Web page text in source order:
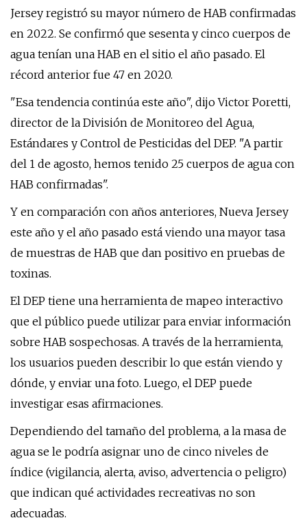
Jersey registró su mayor número de HAB confirmadas
en 2022. Se confirmó que sesenta y cinco cuerpos de
agua tenían una HAB en el sitio el año pasado. El
récord anterior fue 47 en 2020.
"Esa tendencia continúa este año", dijo Victor Poretti,
director de la División de Monitoreo del Agua,
Estándares y Control de Pesticidas del DEP. "A partir
del 1 de agosto, hemos tenido 25 cuerpos de agua con
HAB confirmadas".
Y en comparación con años anteriores, Nueva Jersey
este año y el año pasado está viendo una mayor tasa
de muestras de HAB que dan positivo en pruebas de
toxinas.
El DEP tiene una herramienta de mapeo interactivo
que el público puede utilizar para enviar información
sobre HAB sospechosas. A través de la herramienta,
los usuarios pueden describir lo que están viendo y
dónde, y enviar una foto. Luego, el DEP puede
investigar esas afirmaciones.
Dependiendo del tamaño del problema, a la masa de
agua se le podría asignar uno de cinco niveles de
índice (vigilancia, alerta, aviso, advertencia o peligro)
que indican qué actividades recreativas no son
adecuadas.